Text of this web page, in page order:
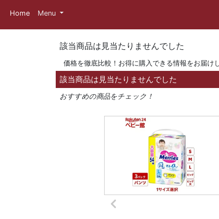
Home Menu
該当商品は見当たりませんでした
価格を徹底比較！お得に購入できる情報をお届け
該当商品は見当たりませんでした
おすすめの商品をチェック！